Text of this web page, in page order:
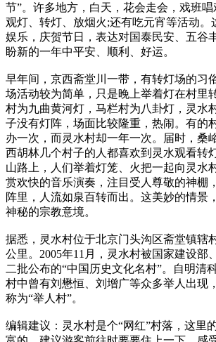
节”。许多地方，白天，花会走会，戏班唱
观灯、转灯、放烟火;还有吃元宵等活动。
娱乐，庆贺节日，表达对国泰民安、五谷
盼新的一年中平安、顺利、好运。
早年间，京西斋堂川一带，有转灯场的习
场活动较为简单，只是晚上举着灯在村里
村为九曲黄河灯，马栏村为八卦灯，灵水
子没有灯阵，场面比较隆重，热闹。有的
办一次，而灵水村却一年一次。届时，桑
西胡林几个村子的人都喜欢到灵水观看转
山路上，人们举着灯笼、火把一起向灵水
赏欢快的音乐演奏，注目受人尊敬的神棚
阵里，人流如泉百转而出。这美妙的情景
神秘的宗教意境。
据悉，灵水村位于北京门头沟区斋堂镇辖
公里。2005年11月，灵水村被国家建设部
二批公布的“中国历史文化名村”。自明清
村中曾有刘懋恒、刘增广等众多举人出现
称为“举人村”。
编辑建议：灵水村是个“网红”村落，这里